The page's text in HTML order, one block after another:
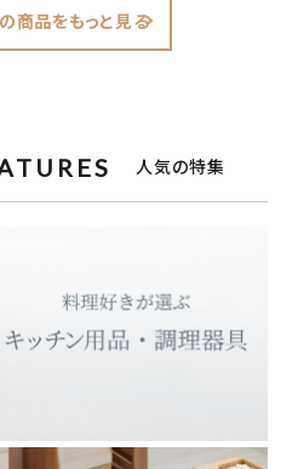
商品をもっと見る
人気の特集